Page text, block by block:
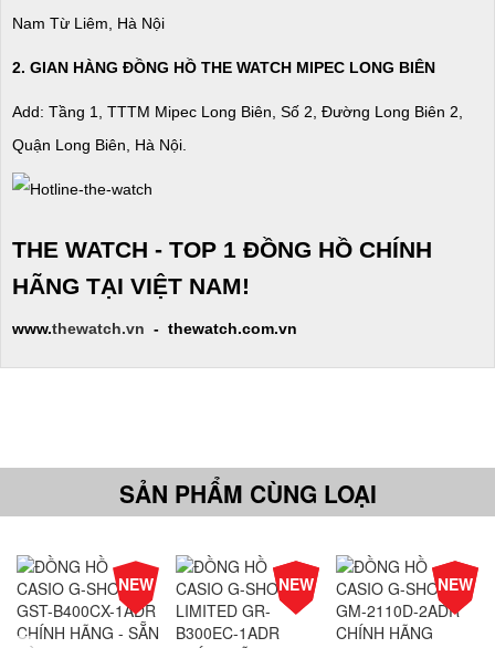
Nam Từ Liêm, Hà Nội
2. GIAN HÀNG ĐỒNG HỒ THE WATCH MIPEC LONG BIÊN
Add: Tầng 1, TTTM Mipec Long Biên, Số 2, Đường Long Biên 2,
Quận Long Biên, Hà Nội.
THE WATCH - TOP 1 ĐỒNG HỒ CHÍNH
HÃNG TẠI VIỆT NAM!
www.thewatch.vn - thewatch.com.vn
SẢN PHẨM CÙNG LOẠI
NEW -25%
Giá
NEW -25%
Giá
NEW